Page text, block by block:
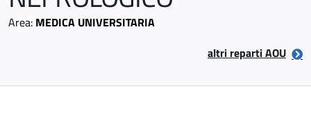
Area: MEDICA UNIVERSITARIA
altri reparti AOU